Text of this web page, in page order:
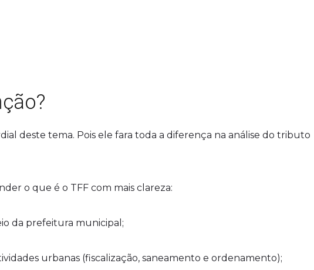
deste tema. Pois ele fara toda a diferença na análise do tributo
o que é o TFF com mais clareza:
da prefeitura municipal;
urbanas (fiscalização, saneamento e ordenamento);